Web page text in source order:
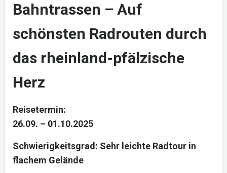
Bahntrassen – Auf
schönsten Radrouten durch
das rheinland-pfälzische
Herz
Reisetermin:
26.09. – 01.10.2025
Schwierigkeitsgrad: Sehr leichte Radtour in
flachem Gelände